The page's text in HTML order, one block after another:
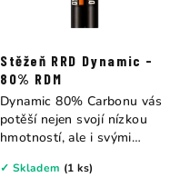
Stěžeň RRD Dynamic -
80% RDM
✓ Skladem (1 ks)
Dynamic 80% Carbonu vás
potěší nejen svojí nízkou
hmotností, ale i svými